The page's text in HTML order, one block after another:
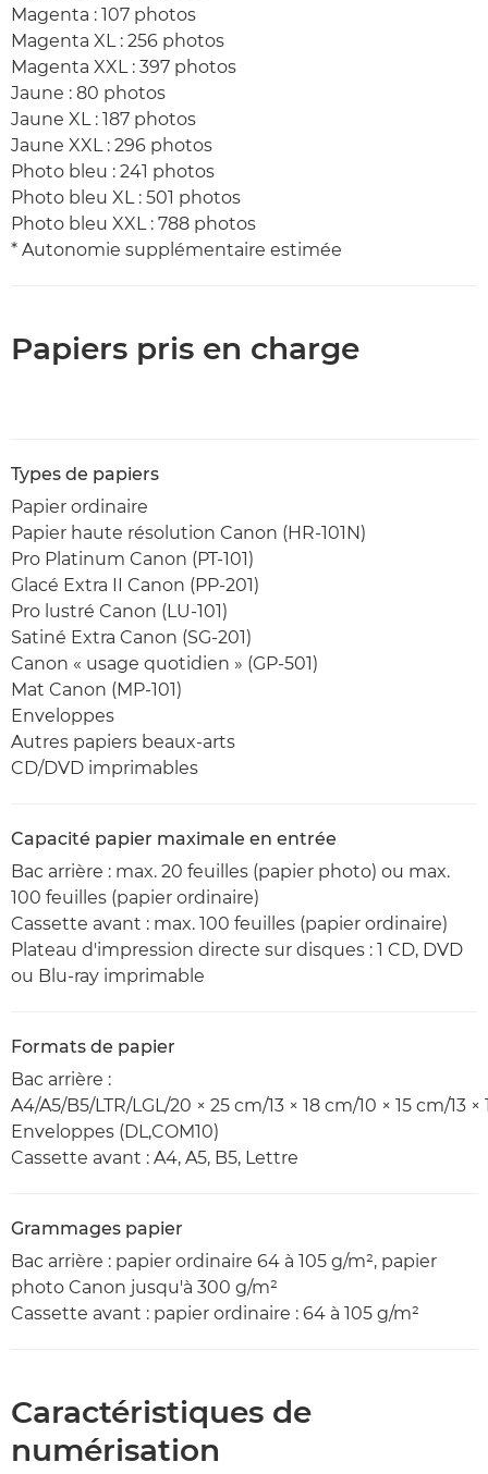
Magenta : 107 photos
Magenta XL : 256 photos
Magenta XXL : 397 photos
Jaune : 80 photos
Jaune XL : 187 photos
Jaune XXL : 296 photos
Photo bleu : 241 photos
Photo bleu XL : 501 photos
Photo bleu XXL : 788 photos
* Autonomie supplémentaire estimée
Papiers pris en charge
Types de papiers
Papier ordinaire
Papier haute résolution Canon (HR-101N)
Pro Platinum Canon (PT-101)
Glacé Extra II Canon (PP-201)
Pro lustré Canon (LU-101)
Satiné Extra Canon (SG-201)
Canon « usage quotidien » (GP-501)
Mat Canon (MP-101)
Enveloppes
Autres papiers beaux-arts
CD/DVD imprimables
Capacité papier maximale en entrée
Bac arrière : max. 20 feuilles (papier photo) ou max.
100 feuilles (papier ordinaire)
Cassette avant : max. 100 feuilles (papier ordinaire)
Plateau d'impression directe sur disques : 1 CD, DVD
ou Blu-ray imprimable
Formats de papier
Bac arrière :
A4/A5/B5/LTR/LGL/20 × 25 cm/13 × 18 cm/10 × 15 cm/13 ×
Enveloppes (DL,COM10)
Cassette avant : A4, A5, B5, Lettre
Grammages papier
Bac arrière : papier ordinaire 64 à 105 g/m², papier
photo Canon jusqu'à 300 g/m²
Cassette avant : papier ordinaire : 64 à 105 g/m²
Caractéristiques de
numérisation